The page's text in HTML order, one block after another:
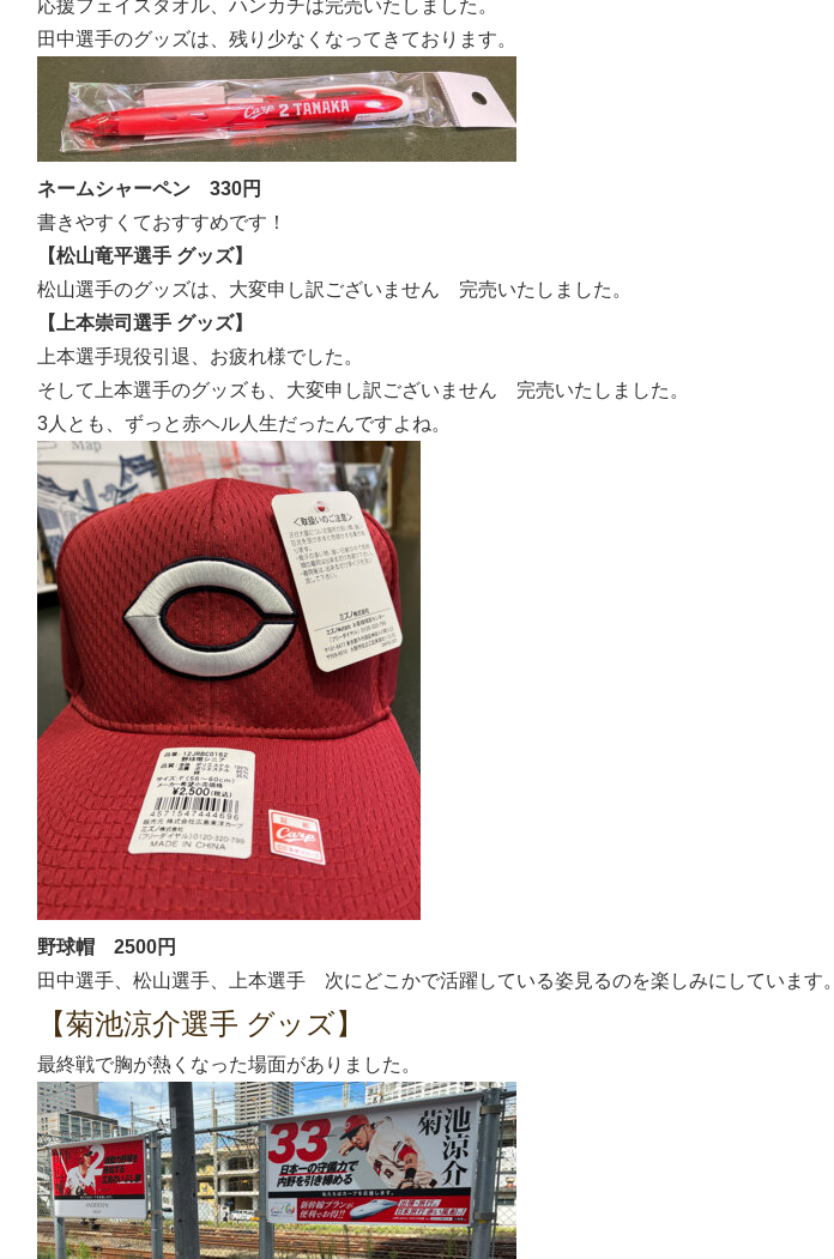
応援フェイスタオル、ハンカチは完売いたしました。
田中選手のグッズは、残り少なくなってきております。
ネームシャーペン 330円
書きやすくておすすめです！
【松山竜平選手 グッズ】
松山選手のグッズは、大変申し訳ございません 完売いたしました。
【上本崇司選手 グッズ】
上本選手現役引退、お疲れ様でした。
そして上本選手のグッズも、大変申し訳ございません 完売いたしました。
3人とも、ずっと赤ヘル人生だったんですよね。
野球帽 2500円
田中選手、松山選手、上本選手 次にどこかで活躍している姿見るのを楽しみにしています。
【菊池涼介選手 グッズ】
最終戦で胸が熱くなった場面がありました。